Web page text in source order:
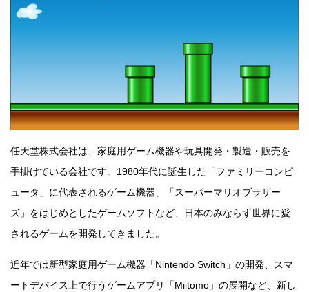
任天堂株式会社は、家庭用ゲーム機器や玩具開発・製造・販売を
手掛けている会社です。1980年代に誕生した「ファミリーコンピ
ュータ」に代表されるゲーム機器、「スーパーマリオブラザー
ズ」をはじめとしたゲームソフトなど、日本のみならず世界に愛
されるゲームを開発してきました。
近年では新型家庭用ゲーム機器「Nintendo Switch」の開発、スマ
ートデバイス上で行うゲームアプリ「Miitomo」の展開など、新し